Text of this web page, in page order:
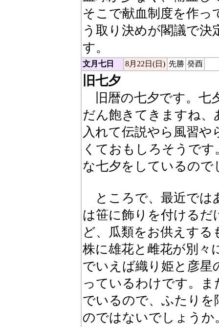
そこで献血制度を作っ
う取り決めが閣議で決
す。
文月七日 8月22日(日) 先勝 癸酉
旧七夕
旧暦の七夕です。七
だん飽きてきますね
入れて伝説やら風習や
くておもしろそうで
な七夕をしているので
ところで、最近では
は笹に飾りを付ける
ど、瓜類をお供えす
株に雄花と雌花が別々
でいえば織り姫と彦
っているわけです。
でいるので、ふたり
のではないでしょう